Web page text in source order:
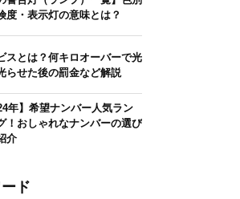
度・表示灯の意味とは？
スとは？何キロオーバーで光
らせた後の罰金など解説
年】希望ナンバー人気ラン
！おしゃれなナンバーの選び
介
ド